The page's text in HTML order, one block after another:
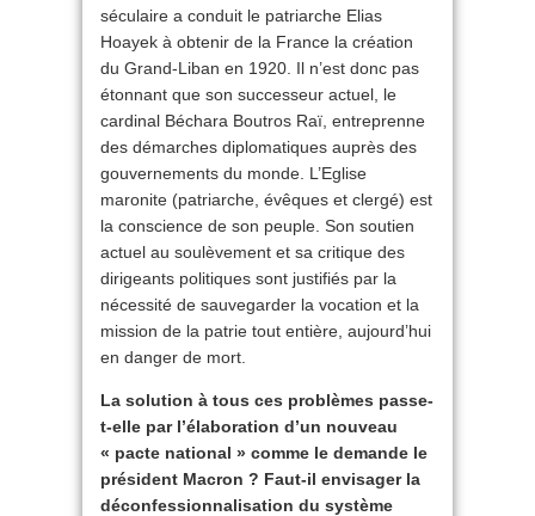
séculaire a conduit le patriarche Elias
Hoayek à obtenir de la France la création
du Grand-Liban en 1920. Il n’est donc pas
étonnant que son successeur actuel, le
cardinal Béchara Boutros Raï, entreprenne
des démarches diplomatiques auprès des
gouvernements du monde. L’Eglise
maronite (patriarche, évêques et clergé) est
la conscience de son peuple. Son soutien
actuel au soulèvement et sa critique des
dirigeants politiques sont justifiés par la
nécessité de sauvegarder la vocation et la
mission de la patrie tout entière, aujourd’hui
en danger de mort.
La solution à tous ces problèmes passe-
t-elle par l’élaboration d’un nouveau
« pacte national » comme le demande le
président Macron ? Faut-il envisager la
déconfessionnalisation du système